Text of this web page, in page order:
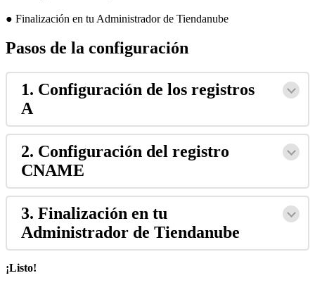
● Finalización en tu Administrador de Tiendanube
Pasos de la configuración
1. Configuración de los registros
A
2. Configuración del registro
CNAME
3. Finalización en tu
Administrador de Tiendanube
¡Listo!